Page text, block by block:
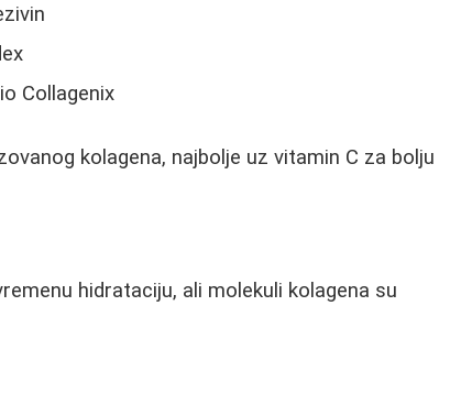
Collagenix
kolagena, najbolje uz vitamin C za bolju
hidrataciju, ali molekuli kolagena su